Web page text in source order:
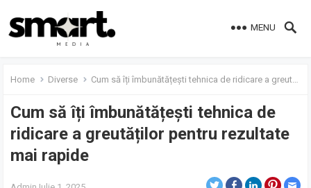
MENU
Home Diverse Cum să îți îmbunătățești tehnica de ridicare a greutăților pentru rezultate mai rapide
Cum să îți îmbunătățești tehnica de
ridicare a greutăților pentru rezultate
mai rapide